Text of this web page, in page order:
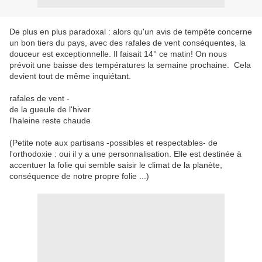
De plus en plus paradoxal : alors qu'un avis de tempête concerne
un bon tiers du pays, avec des rafales de vent conséquentes, la
douceur est exceptionnelle. Il faisait 14° ce matin! On nous
prévoit une baisse des températures la semaine prochaine. Cela
devient tout de même inquiétant.
rafales de vent -
de la gueule de l'hiver
l'haleine reste chaude
(Petite note aux partisans -possibles et respectables- de
l'orthodoxie : oui il y a une personnalisation. Elle est destinée à
accentuer la folie qui semble saisir le climat de la planète,
conséquence de notre propre folie ...)